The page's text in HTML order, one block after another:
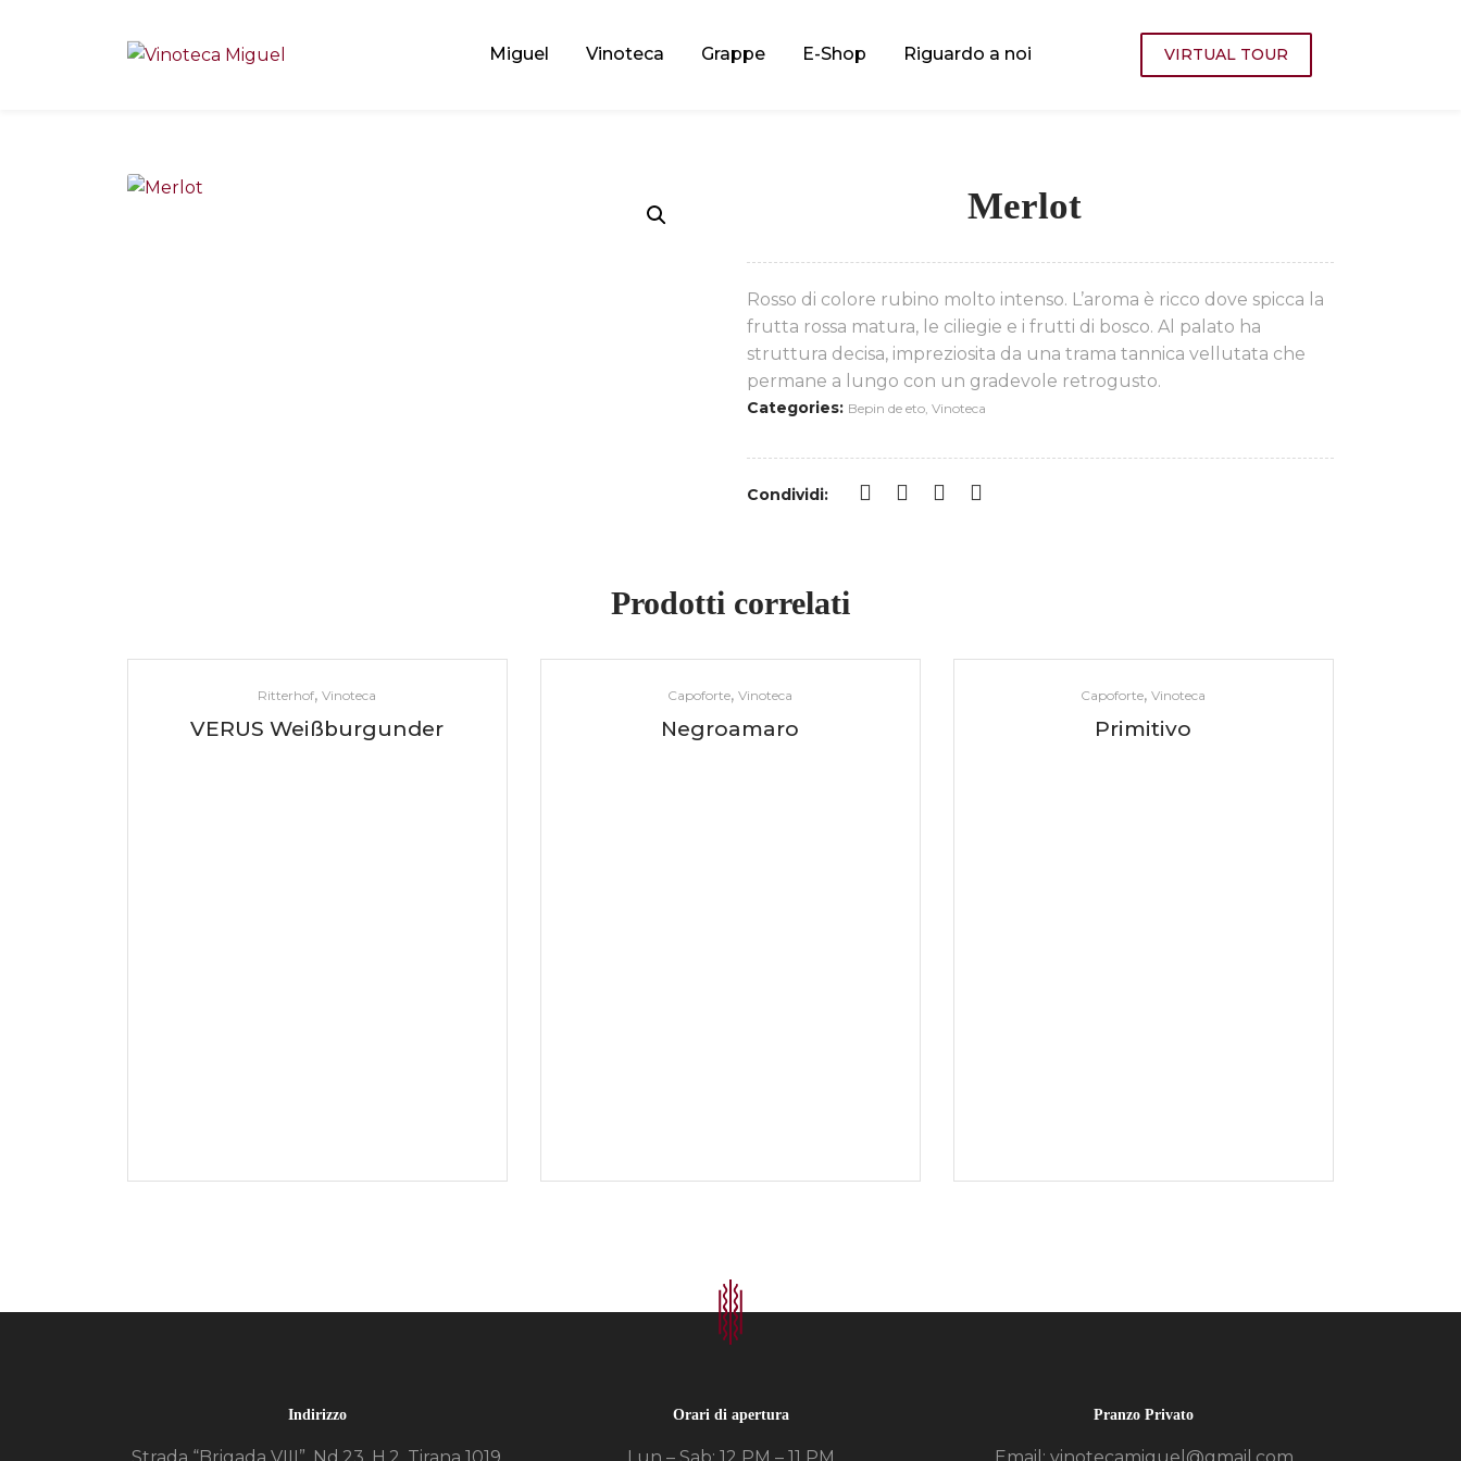
Miguel Vinoteca Grappe E-Shop Riguardo a noi VIRTUAL TOUR
Merlot
Rosso di colore rubino molto intenso. L’aroma è ricco dove spicca la
frutta rossa matura, le ciliegie e i frutti di bosco. Al palato ha
struttura decisa, impreziosita da una trama tannica vellutata che
permane a lungo con un gradevole retrogusto.
Categories: Bepin de eto, Vinoteca
Condividi:
Prodotti correlati
Ritterhof,Vinoteca
VERUS Weißburgunder
Capoforte,Vinoteca
Negroamaro
Capoforte,Vinoteca
Primitivo
Indirizzo Orari di apertura Pranzo Privato